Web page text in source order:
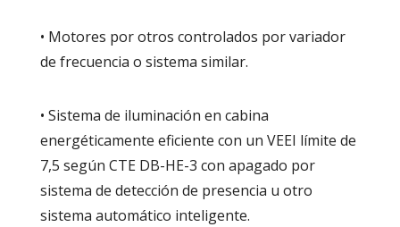
• Motores por otros controlados por variador
de frecuencia o sistema similar.
• Sistema de iluminación en cabina
energéticamente eficiente con un VEEI límite de
7,5 según CTE DB-HE-3 con apagado por
sistema de detección de presencia u otro
sistema automático inteligente.